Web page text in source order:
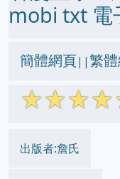
mobi txt 電
簡體網頁||繁
☆☆☆☆
出版者:詹氏